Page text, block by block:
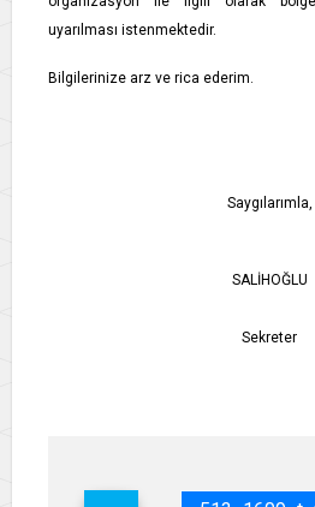
uyarılması istenmektedir.
Bilgilerinize arz ve rica ederim.
Saygılarımla,
SALİHOĞLU
Sekreter